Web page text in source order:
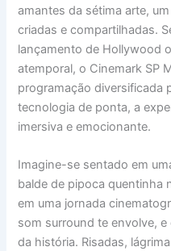
amantes da sétima arte,
criadas e compartilhadas.
lançamento de Hollywood
atemporal, o Cinemark SP
programação diversificada
tecnologia de ponta, a
imersiva e emocionante.
Imagine-se sentado em
balde de pipoca quentinha
em uma jornada
som surround te envolve,
da história. Risadas,